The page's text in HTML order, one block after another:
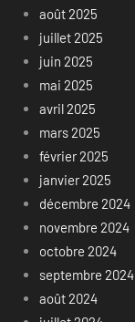
août 2025
juillet 2025
juin 2025
mai 2025
avril 2025
mars 2025
février 2025
janvier 2025
décembre 2024
novembre 2024
octobre 2024
septembre 2024
août 2024